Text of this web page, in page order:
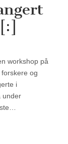
workshop på
og
i
under